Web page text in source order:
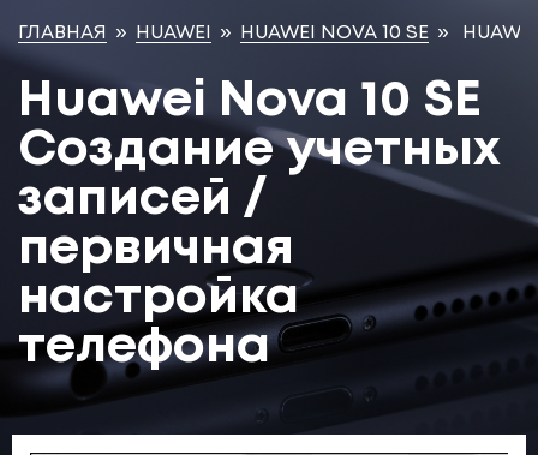
ГЛАВНАЯ » HUAWEI » HUAWEI NOVA 10 SE »
Huawei Nova 10 SE
Создание учетных
записей /
первичная
настройка
телефона